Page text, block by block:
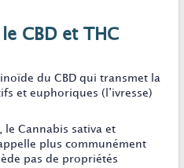
CBD et THC
du CBD qui transmet la
et euphoriques (l’ivresse)
le Cannabis sativa et
plus communément
pas de propriétés